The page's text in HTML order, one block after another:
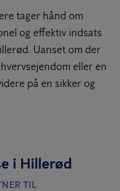
tager hånd om
og effektiv indsats
Uanset om der
eller en
på en sikker og
i Hillerød
TIL